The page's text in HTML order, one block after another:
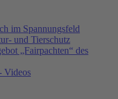
im Spannungsfeld
und Tierschutz
„Fairpachten“ des
Videos